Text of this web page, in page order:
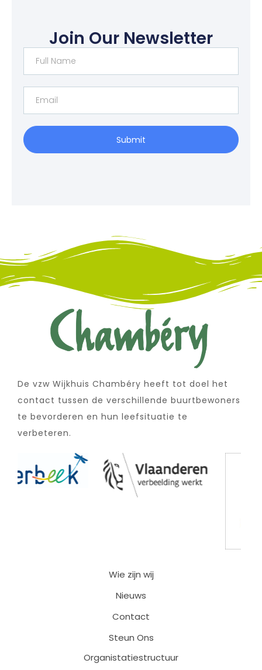
Join Our Newsletter
Submit
De vzw Wijkhuis Chambéry heeft tot doel het
contact tussen de verschillende buurtbewoners
te bevorderen en hun leefsituatie te
verbeteren.
Wie zijn wij
Nieuws
Contact
Steun Ons
Organistatiestructuur